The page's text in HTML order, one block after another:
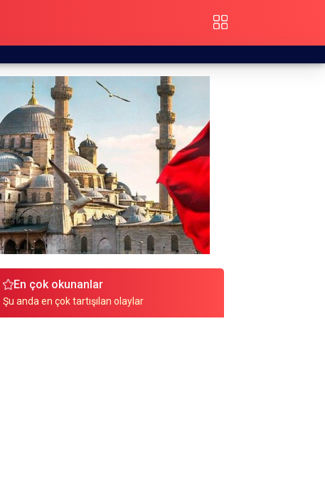
En çok okunanlar
Şu anda en çok tartışılan olaylar